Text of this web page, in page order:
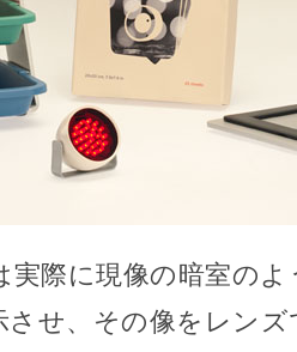
実際に現像の暗室のよ
させ、その像をレン